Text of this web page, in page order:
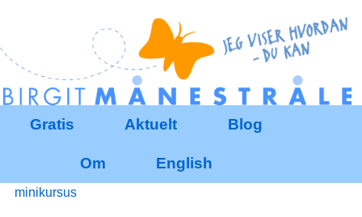
SenesteRettelser Indstillinger
Gratis Aktuelt Blog
Om English
minikursus